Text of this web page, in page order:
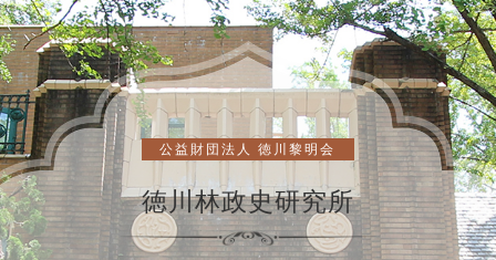
公益財団法人 徳川黎明会
徳川林政史研究所